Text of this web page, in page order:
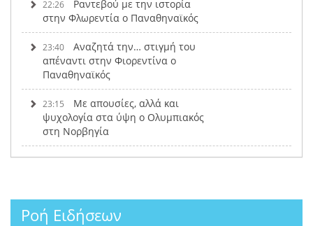
22:26
Ραντεβού με την ιστορία
στην Φλωρεντία ο Παναθηναϊκός
23:40
Αναζητά την… στιγμή του
απέναντι στην Φιορεντίνα ο
Παναθηναϊκός
23:15
Με απουσίες, αλλά και
ψυχολογία στα ύψη ο Ολυμπιακός
στη Νορβηγία
Ροή Ειδήσεων